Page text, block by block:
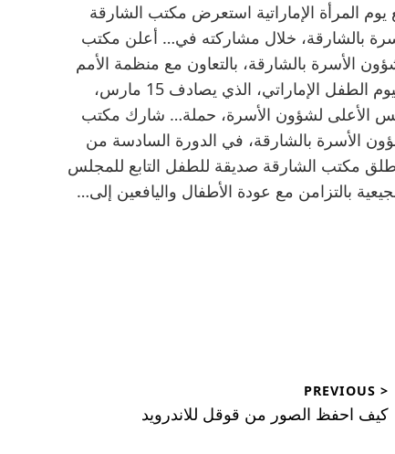
مع يوم المرأة الإماراتية استعرض مكتب الشارقة
بالشارقة، خلال مشاركته في… أعلن مكتب
الأسرة بالشارقة، بالتعاون مع منظمة الأمم
المتحدة للطفولة «يونيسف» عن تعميم… احتفاءً بيوم الطفل الإماراتي، الذي يصادف 15 مارس،
الأعلى لشؤون الأسرة، حملة… شارك مكتب
الأسرة بالشارقة، في الدورة السادسة من
أطلق مكتب الشارقة صديقة للطفل التابع للمجلس
بالتزامن مع عودة الأطفال واليافعين إلى…
< PREVIOUS
Previous
كيف احفظ الصور من قوقل للاندرويد